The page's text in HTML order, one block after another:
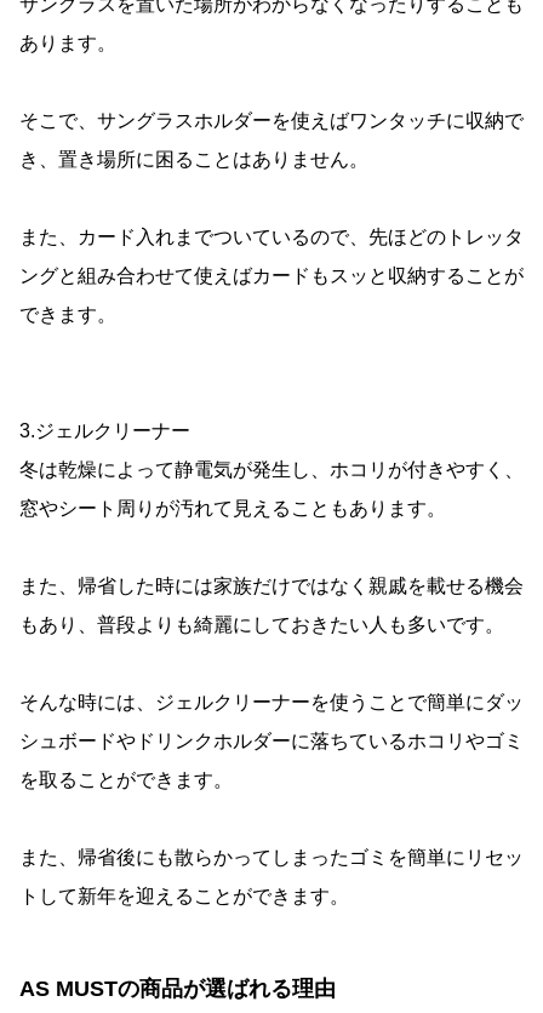
サングラスを置いた場所がわからなくなったりすることも
あります。
そこで、サングラスホルダーを使えばワンタッチに収納で
き、置き場所に困ることはありません。
また、カード入れまでついているので、先ほどのトレッタ
ングと組み合わせて使えばカードもスッと収納することが
できます。
3.ジェルクリーナー
冬は乾燥によって静電気が発生し、ホコリが付きやすく、
窓やシート周りが汚れて見えることもあります。
また、帰省した時には家族だけではなく親戚を載せる機会
もあり、普段よりも綺麗にしておきたい人も多いです。
そんな時には、ジェルクリーナーを使うことで簡単にダッ
シュボードやドリンクホルダーに落ちているホコリやゴミ
を取ることができます。
また、帰省後にも散らかってしまったゴミを簡単にリセッ
トして新年を迎えることができます。
AS MUSTの商品が選ばれる理由